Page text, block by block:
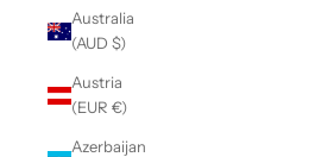
Australia
(AUD $)
Austria
(EUR €)
Azerbaijan